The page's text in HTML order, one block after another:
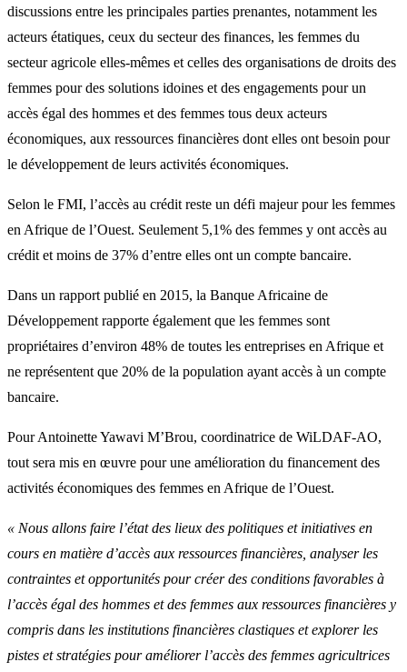
discussions entre les principales parties prenantes, notamment les
acteurs étatiques, ceux du secteur des finances, les femmes du
secteur agricole elles-mêmes et celles des organisations de droits des
femmes pour des solutions idoines et des engagements pour un
accès égal des hommes et des femmes tous deux acteurs
économiques, aux ressources financières dont elles ont besoin pour
le développement de leurs activités économiques.
Selon le FMI, l’accès au crédit reste un défi majeur pour les femmes
en Afrique de l’Ouest. Seulement 5,1% des femmes y ont accès au
crédit et moins de 37% d’entre elles ont un compte bancaire.
Dans un rapport publié en 2015, la Banque Africaine de
Développement rapporte également que les femmes sont
propriétaires d’environ 48% de toutes les entreprises en Afrique et
ne représentent que 20% de la population ayant accès à un compte
bancaire.
Pour Antoinette Yawavi M’Brou, coordinatrice de WiLDAF-AO,
tout sera mis en œuvre pour une amélioration du financement des
activités économiques des femmes en Afrique de l’Ouest.
« Nous allons faire l’état des lieux des politiques et initiatives en
cours en matière d’accès aux ressources financières, analyser les
contraintes et opportunités pour créer des conditions favorables à
l’accès égal des hommes et des femmes aux ressources financières y
compris dans les institutions financières clastiques et explorer les
pistes et stratégies pour améliorer l’accès des femmes agricultrices